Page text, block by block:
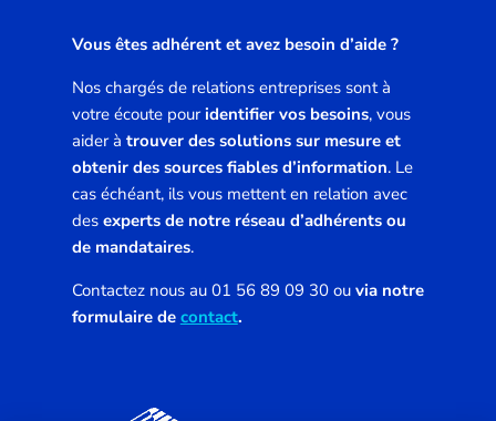
Vous êtes adhérent et avez besoin d’aide ?
Nos chargés de relations entreprises sont à
votre écoute pouridentifier vos besoins, vous
aider à trouver des solutions sur mesure et
obtenir des sources fiables d’information. Le
cas échéant, ils vous mettent en relation avec
des experts de notre réseau d’adhérents ou
de mandataires.
Contactez nous au 01 56 89 09 30 ou via notre
formulaire de contact.